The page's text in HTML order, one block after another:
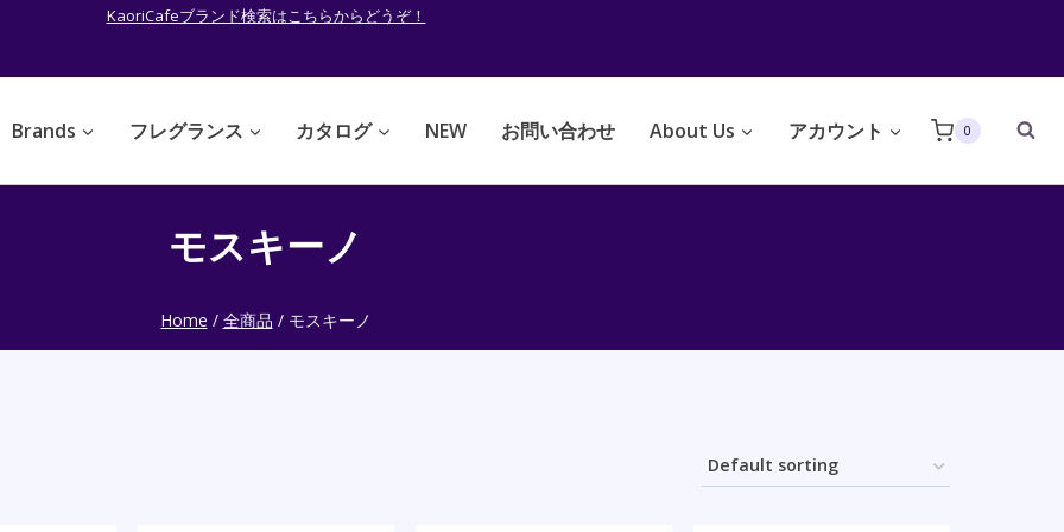
KaoriCafeブランド検索はこちらからどうぞ！
Brands フレグランス カタログ NEW お問い合わせ About Us アカウント 0
モスキーノ
Home / 全商品 / モスキーノ